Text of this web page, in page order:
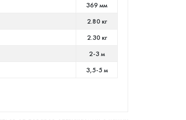
369 мм
2.80 кг
2.30 кг
2-3 м
3,5-5 м